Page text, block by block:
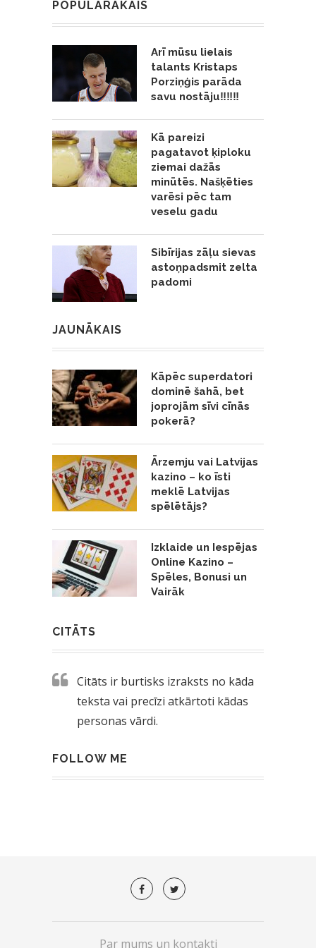
POPULĀRĀKAIS
Arī mūsu lielais
talants Kristaps
Porziņģis parāda
savu nostāju‼️‼️‼️
Kā pareizi
pagatavot ķiploku
ziemai dažās
minūtēs. Našķēties
varēsi pēc tam
veselu gadu
Sibīrijas zāļu sievas
astoņpadsmit zelta
padomi
JAUNĀKAIS
Kāpēc superdatori
dominē šahā, bet
joprojām sīvi cīnās
pokerā?
Ārzemju vai Latvijas
kazino – ko īsti
meklē Latvijas
spēlētājs?
Izklaide un Iespējas
Online Kazino –
Spēles, Bonusi un
Vairāk
CITĀTS
Citāts ir burtisks izraksts no kāda
teksta vai precīzi atkārtoti kādas
personas vārdi.
FOLLOW ME
Par mums un kontakti